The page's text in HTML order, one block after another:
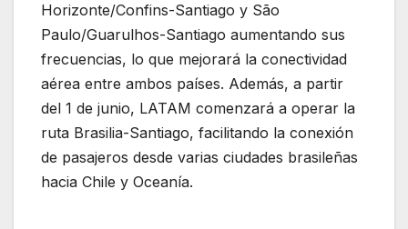
Horizonte/Confins-Santiago y São
Paulo/Guarulhos-Santiago aumentando sus
frecuencias, lo que mejorará la conectividad
aérea entre ambos países. Además, a partir
del 1 de junio, LATAM comenzará a operar la
ruta Brasilia-Santiago, facilitando la conexión
de pasajeros desde varias ciudades brasileñas
hacia Chile y Oceanía.